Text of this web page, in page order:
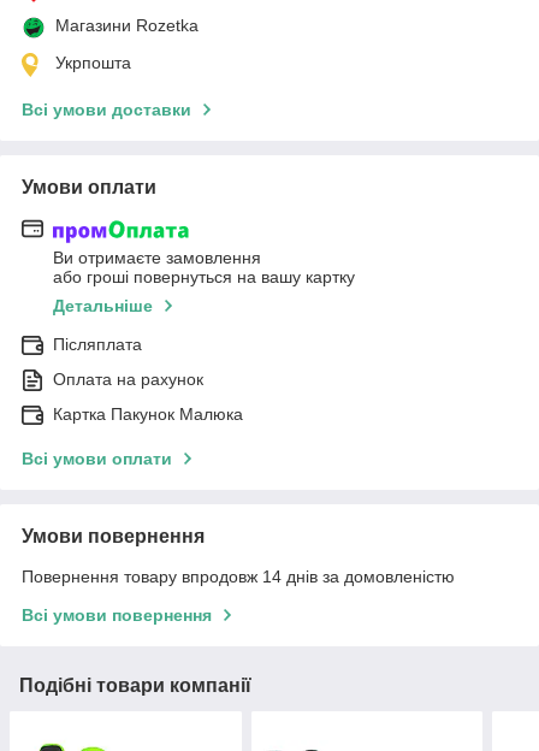
Магазини Rozetka
Укрпошта
Всі умови доставки
Умови оплати
Ви отримаєте замовлення
або гроші повернуться на вашу картку
Детальніше
Післяплата
Оплата на рахунок
Картка Пакунок Малюка
Всі умови оплати
Умови повернення
Повернення товару впродовж 14 днів за домовленістю
Всі умови повернення
Подібні товари компанії